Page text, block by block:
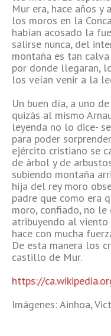
Mur era, hace años
los moros en la
habían acosado la
salirse nunca, del
montaña es tan
por donde llegaran,
los veían venir a la
Un buen día, a uno
quizás al mismo
leyenda no lo dice-
para poder
ejército cristiano se
de árbol y de
subiendo montaña
hija del rey moro
padre que como era
moro, confiado, no
atribuyendo al
hace con mucha
De esta manera los
castillo de Mur.
https://
Imágenes: Ainhoa,